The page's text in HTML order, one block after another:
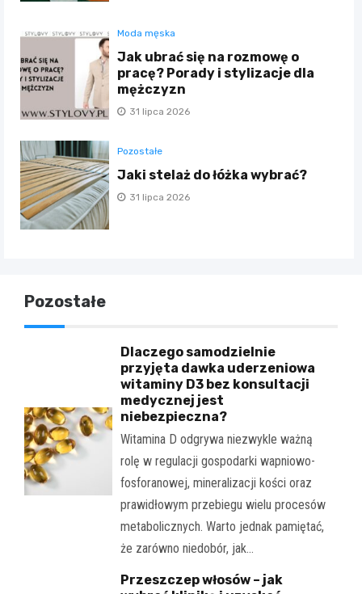
Moda męska
Jak ubrać się na rozmowę o
pracę? Porady i stylizacje dla
mężczyzn
31 lipca 2026
Pozostałe
Jaki stelaż do łóżka wybrać?
31 lipca 2026
Pozostałe
Dlaczego samodzielnie
przyjęta dawka uderzeniowa
witaminy D3 bez konsultacji
medycznej jest
niebezpieczna?
Witamina D odgrywa niezwykle ważną
rolę w regulacji gospodarki wapniowo-
fosforanowej, mineralizacji kości oraz
prawidłowym przebiegu wielu procesów
metabolicznych. Warto jednak pamiętać,
że zarówno niedobór, jak…
Przeszczep włosów – jak